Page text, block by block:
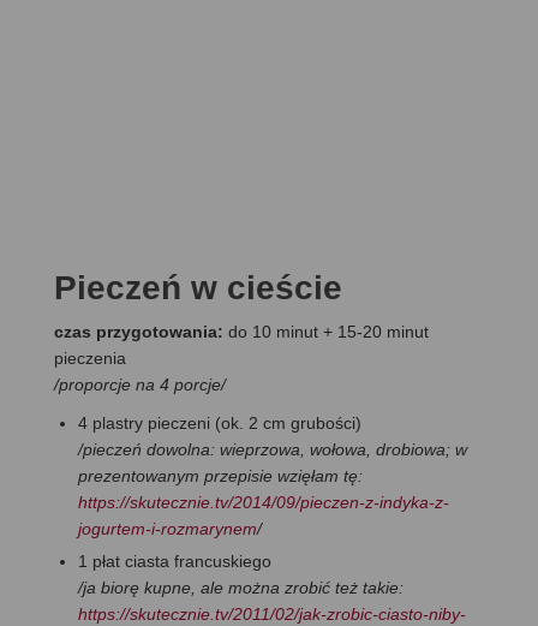
Pieczeń w cieście
czas przygotowania: do 10 minut + 15-20 minut
pieczenia
/proporcje na 4 porcje/
4 plastry pieczeni (ok. 2 cm grubości)
/pieczeń dowolna: wieprzowa, wołowa, drobiowa; w
prezentowanym przepisie wzięłam tę:
https://skutecznie.tv/2014/09/pieczen-z-indyka-z-
jogurtem-i-rozmarynem/
1 płat ciasta francuskiego
/ja biorę kupne, ale można zrobić też takie:
https://skutecznie.tv/2011/02/jak-zrobic-ciasto-niby-